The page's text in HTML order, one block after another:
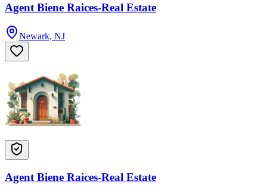
Agent Biene Raices-Real Estate
Newark, NJ
Agent Biene Raices-Real Estate